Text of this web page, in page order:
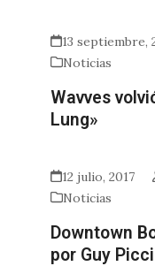
13 septiembre,
Noticias
Wavves
Lung»
12 julio, 2017
Noticias
Downtown
por Guy